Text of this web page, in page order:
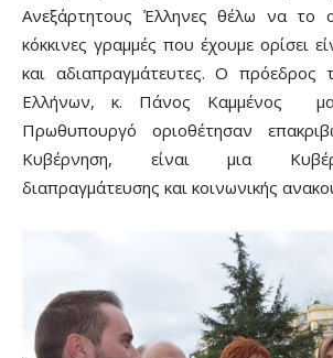
Ανεξάρτητους Έλληνες θέλω να το
κόκκινες γραμμές που έχουμε ορίσει
και αδιαπραγμάτευτες. Ο πρόεδρος
Ελλήνων, κ. Πάνος Καμμένος
Πρωθυπουργό οριοθέτησαν
Κυβέρνηση, είναι μια
διαπραγμάτευσης και κοινωνικής